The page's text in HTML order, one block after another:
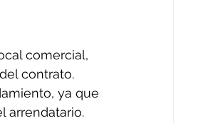
comercial,
contrato.
ya que
arrendatario.